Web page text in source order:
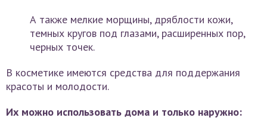
А также мелкие морщины, дряблости кожи,
темных кругов под глазами, расширенных пор,
черных точек.
В косметике имеются средства для поддержания
красоты и молодости.
Их можно использовать дома и только наружно: